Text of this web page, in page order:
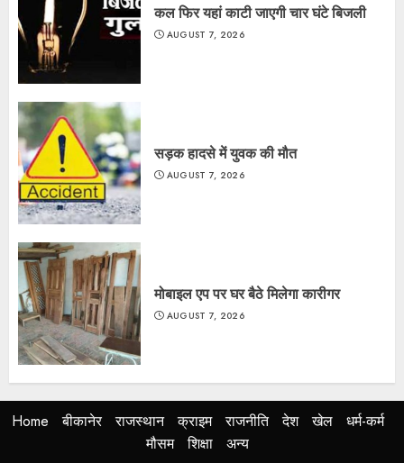
कल फिर यहां काटी जाएगी चार घंटे बिजली
AUGUST 7, 2026
सड़क हादसे में युवक की मौत
AUGUST 7, 2026
मोबाइल एप पर घर बैठे मिलेगा कारीगर
AUGUST 7, 2026
Home बीकानेर राजस्थान क्राइम राजनीति देश खेल
धर्म-कर्म
मौसम
शिक्षा अन्य